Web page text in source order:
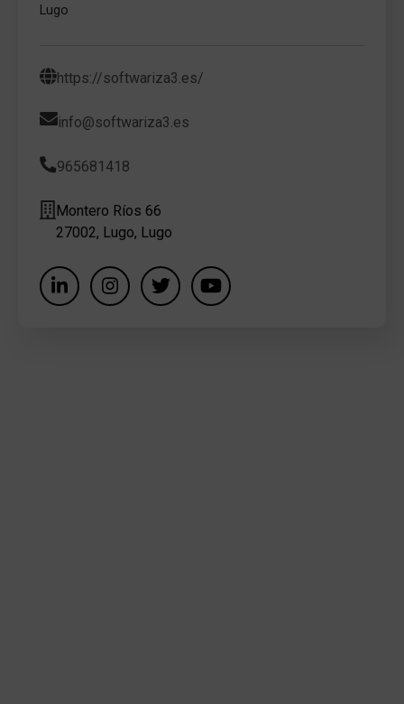
Lugo
https://softwariza3.es/
info@softwariza3.es
965681418
Montero Ríos 66
27002, Lugo, Lugo